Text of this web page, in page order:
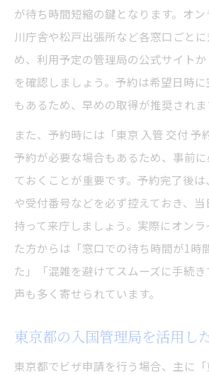
が待ち時間短縮の鍵となります。オ
川庁舎や松戸出張所など各窓口ごと
め、利用予定の管理局の公式サイト
を確認しましょう。予約は希望日時
もあるため、早めの取得が推奨されま
また、予約時には「東京 入管 交付 予
予約が必要な場合もあるため、事前
ておくことが重要です。予約完了後
や受付番号などを必ず控えておき、
持って来庁しましょう。実際にオン
た方からは「窓口での待ち時間が1時
た」「混雑を避けてスムーズに手続
声も多く寄せられています。
東京都の入国管理局を活用し
東京都でビザ申請を行う場合、主に